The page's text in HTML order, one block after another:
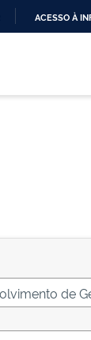
ACESSO À